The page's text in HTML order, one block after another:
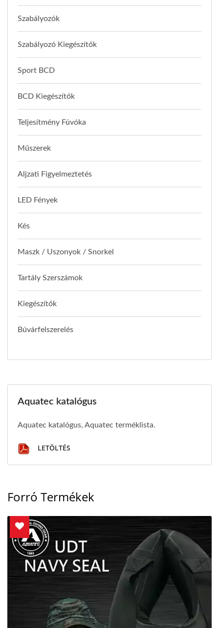
Szabályozók
Szabályozó Kiegészítők
Sport BCD
BCD Kiegészítők
Teljesítmény Fúvóka
Műszerek
Aljzati Figyelmeztetés
LED Fények
Kés
Maszk / Uszonyok / Snorkel
Tartály Szerszámok
Kiegészítők
Búvárfelszerelés
Aquatec katalógus
Aquatec katalógus, Aquatec terméklista.
LETÖLTÉS
Forró Termékek